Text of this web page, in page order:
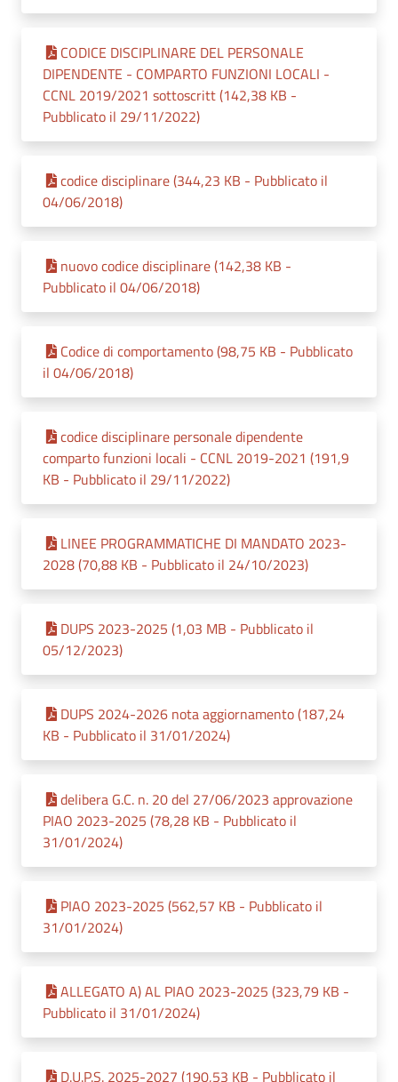
CODICE DISCIPLINARE DEL PERSONALE
DIPENDENTE - COMPARTO FUNZIONI LOCALI -
CCNL 2019/2021 sottoscritt (142,38 KB -
Pubblicato il 29/11/2022)
codice disciplinare (344,23 KB - Pubblicato il
04/06/2018)
nuovo codice disciplinare (142,38 KB -
Pubblicato il 04/06/2018)
Codice di comportamento (98,75 KB - Pubblicato
il 04/06/2018)
codice disciplinare personale dipendente
comparto funzioni locali - CCNL 2019-2021 (191,9
KB - Pubblicato il 29/11/2022)
LINEE PROGRAMMATICHE DI MANDATO 2023-
2028 (70,88 KB - Pubblicato il 24/10/2023)
DUPS 2023-2025 (1,03 MB - Pubblicato il
05/12/2023)
DUPS 2024-2026 nota aggiornamento (187,24
KB - Pubblicato il 31/01/2024)
delibera G.C. n. 20 del 27/06/2023 approvazione
PIAO 2023-2025 (78,28 KB - Pubblicato il
31/01/2024)
PIAO 2023-2025 (562,57 KB - Pubblicato il
31/01/2024)
ALLEGATO A) AL PIAO 2023-2025 (323,79 KB -
Pubblicato il 31/01/2024)
D.U.P.S. 2025-2027 (190,53 KB - Pubblicato il